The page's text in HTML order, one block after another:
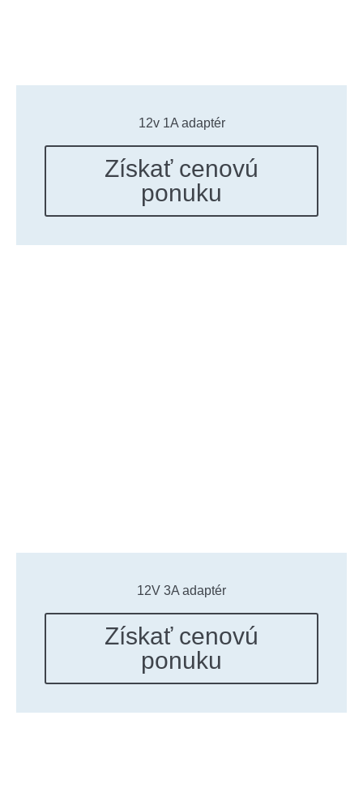
12v 1A adaptér
Získať cenovú
ponuku
12V 3A adaptér
Získať cenovú
ponuku